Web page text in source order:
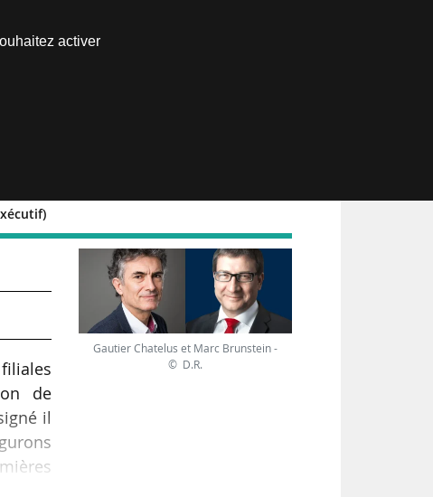
de
il
Gautier Chatelus et Marc Brunstein -
© D.R.
activer